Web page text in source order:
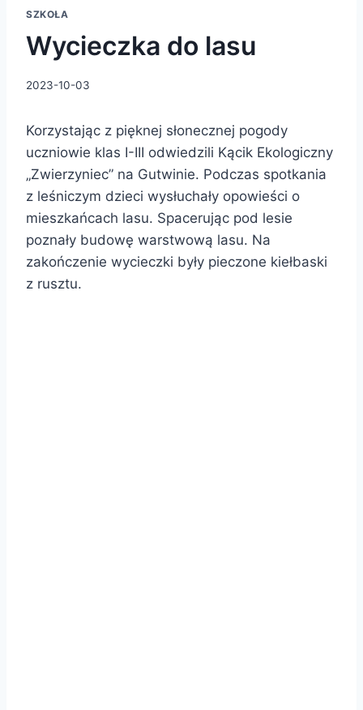
SZKOŁA
Wycieczka do lasu
2023-10-03
Korzystając z pięknej słonecznej pogody
uczniowie klas I-III odwiedzili Kącik Ekologiczny
„Zwierzyniec” na Gutwinie. Podczas spotkania
z leśniczym dzieci wysłuchały opowieści o
mieszkańcach lasu. Spacerując pod lesie
poznały budowę warstwową lasu. Na
zakończenie wycieczki były pieczone kiełbaski
z rusztu.